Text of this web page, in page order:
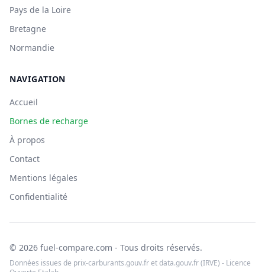
Pays de la Loire
Bretagne
Normandie
NAVIGATION
Accueil
Bornes de recharge
À propos
Contact
Mentions légales
Confidentialité
© 2026 fuel-compare.com - Tous droits réservés.
Données issues de prix-carburants.gouv.fr et data.gouv.fr (IRVE) - Licence